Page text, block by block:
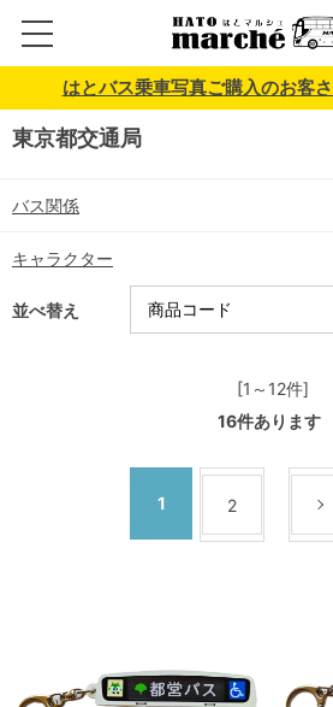
はとバス乗車写真ご購入のお客
東京都交通局
バス関係
キャラクター
並べ替え
[1～12件]
16件あります
1 2